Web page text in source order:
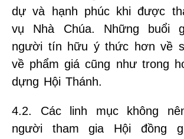
dự và hạnh phúc khi được
vụ Nhà Chúa. Những buổi
người tín hữu ý thức hơn về
về phẩm giá cũng như trong
dựng Hội Thánh.
4.2. Các linh mục không
người tham gia Hội đồng